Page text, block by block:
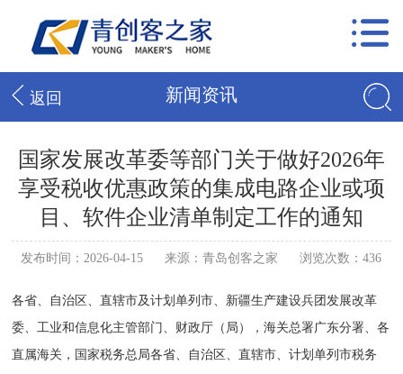
返回 新闻资讯
国家发展改革委等部门关于做好2026年
享受税收优惠政策的集成电路企业或项
目、软件企业清单制定工作的通知
发布时间：2026-04-15 来源：青岛创客之家 浏览次数：436
各省、自治区、直辖市及计划单列市、新疆生产建设兵团发展改革
委、工业和信息化主管部门、财政厅（局），海关总署广东分署、各
直属海关，国家税务总局各省、自治区、直辖市、计划单列市税务